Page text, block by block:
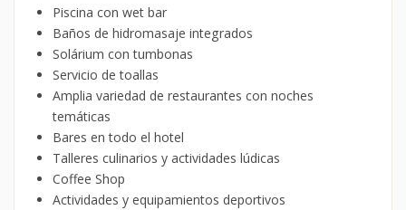
Piscina con wet bar
Baños de hidromasaje integrados
Solárium con tumbonas
Servicio de toallas
Amplia variedad de restaurantes con noches
temáticas
Bares en todo el hotel
Talleres culinarios y actividades lúdicas
Coffee Shop
Actividades y equipamientos deportivos